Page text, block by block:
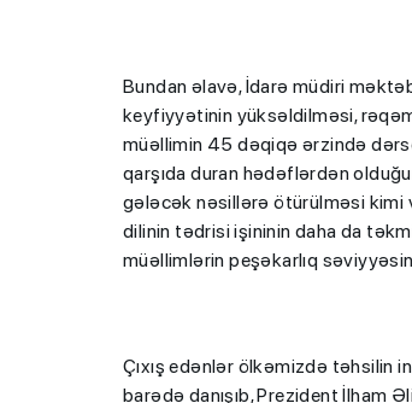
Bundan əlavə, İdarə müdiri
keyfiyyətinin yüksəldilməsi,
müəllimin 45 dəqiqə ərzində
qarşıda duran hədəflərdən
gələcək nəsillərə ötürülməsi kimi
dilinin tədrisi işininin daha da
müəllimlərin peşəkarlıq
Çıxış edənlər ölkəmizdə təhsilin
barədə danışıb, Prezident İlham